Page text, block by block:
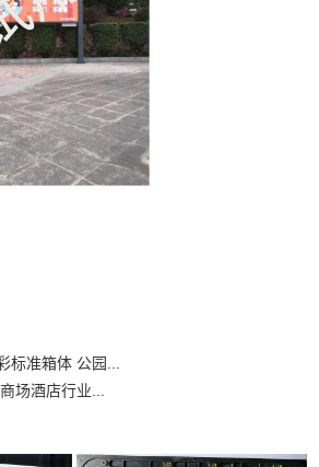
标准箱体 公园...
场酒店行业...